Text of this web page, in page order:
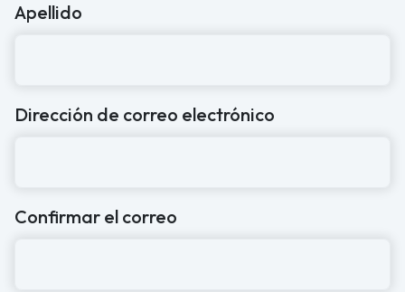
Apellido
Dirección de correo electrónico
Confirmar el correo